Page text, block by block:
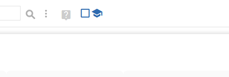
Búsqueda avanzada
Ayuda
(en